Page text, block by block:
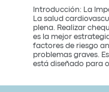
Introducción: La
La salud
plena. Realizar
es la mejor
factores de riesgo
problemas graves.
está diseñado para